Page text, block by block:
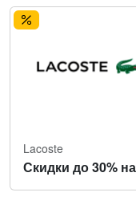
Lacoste
Скидки до 30%